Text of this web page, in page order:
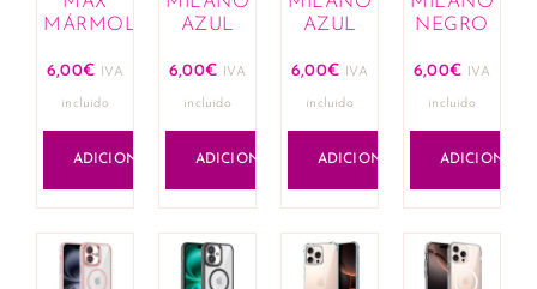
MÁRMOL
6,00€ IVA
incluido
ADICIONAR
AZUL
6,00€ IVA
incluido
ADICIONAR
AZUL
6,00€ IVA
incluido
ADICIONAR
NEGRO
6,00€ IVA
incluido
ADICIONAR